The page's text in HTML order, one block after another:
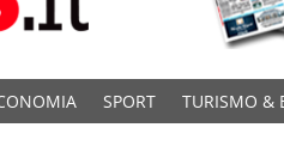
SPORT TURISMO &